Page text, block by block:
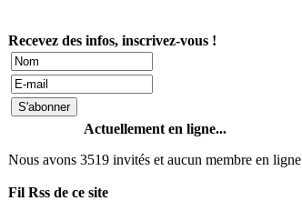
Recevez des infos, inscrivez-vous !
Actuellement en ligne...
Nous avons 3519 invités et aucun membre en ligne
Fil Rss de ce site